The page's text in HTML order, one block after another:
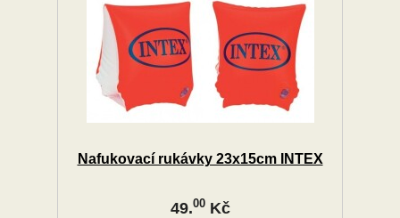
Nafukovací rukávky 23x15cm INTEX
49.00Kč